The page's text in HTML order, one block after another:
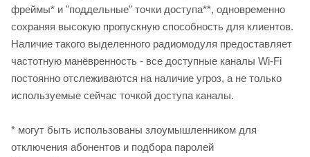
фреймы* и "поддельные" точки доступа**, одновременно
сохраняя высокую пропускную способность для клиентов.
Наличие такого выделенного радиомодуля предоставляет
частотную манёвренность - все доступные каналы Wi-Fi
постоянно отслеживаются на наличие угроз, а не только
используемые сейчас точкой доступа каналы.
* могут быть использованы злоумышленником для
отключения абонентов и подбора паролей